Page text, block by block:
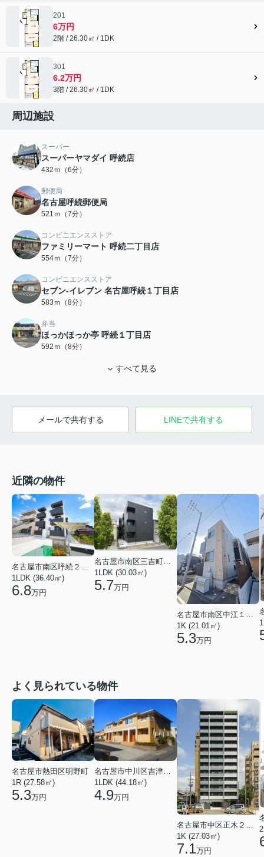
201
6万円
2階 / 26.30㎡ / 1DK
301
6.2万円
3階 / 26.30㎡ / 1DK
周辺施設
スーパー
スーパーヤマダイ 呼続店
432ｍ（6分）
郵便局
名古屋呼続郵便局
521ｍ（7分）
コンビニエンスストア
ファミリーマート 呼続二丁目店
554ｍ（7分）
コンビニエンスストア
セブン-イレブン 名古屋呼続１丁目店
583ｍ（8分）
弁当
ほっかほっか亭 呼続１丁目店
592ｍ（8分）
すべて見る
メールで共有する LINEで共有する
近隣の物件
1LDK (36.40㎡)
6.8万円
名古屋市南区三吉町２丁目
1LDK (30.03㎡)
5.7万円
1K (21.01㎡)
5.3万円
よく見られている物件
名古屋市熱田区明野町
1R (27.58㎡)
5.3万円
1LDK (44.18㎡)
4.9万円
名古屋市中区正木２丁目
1K (27.03㎡)
7.1万円